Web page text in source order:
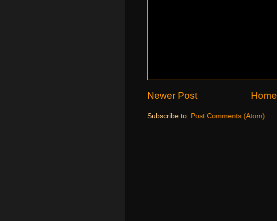
Newer Post Home
Subscribe to: Post Comments (Atom)